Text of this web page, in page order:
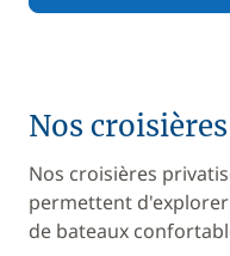
Nos
Nos croisières
permettent
de bateaux